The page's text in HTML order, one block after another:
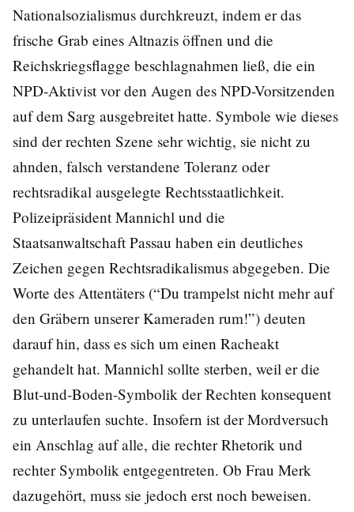
Nationalsozialismus durchkreuzt, indem er das
frische Grab eines Altnazis öffnen und die
Reichskriegsflagge beschlagnahmen ließ, die ein
NPD-Aktivist vor den Augen des NPD-Vorsitzenden
auf dem Sarg ausgebreitet hatte. Symbole wie dieses
sind der rechten Szene sehr wichtig, sie nicht zu
ahnden, falsch verstandene Toleranz oder
rechtsradikal ausgelegte Rechtsstaatlichkeit.
Polizeipräsident Mannichl und die
Staatsanwaltschaft Passau haben ein deutliches
Zeichen gegen Rechtsradikalismus abgegeben. Die
Worte des Attentäters (“Du trampelst nicht mehr auf
den Gräbern unserer Kameraden rum!”) deuten
darauf hin, dass es sich um einen Racheakt
gehandelt hat. Mannichl sollte sterben, weil er die
Blut-und-Boden-Symbolik der Rechten konsequent
zu unterlaufen suchte. Insofern ist der Mordversuch
ein Anschlag auf alle, die rechter Rhetorik und
rechter Symbolik entgegentreten. Ob Frau Merk
dazugehört, muss sie jedoch erst noch beweisen.